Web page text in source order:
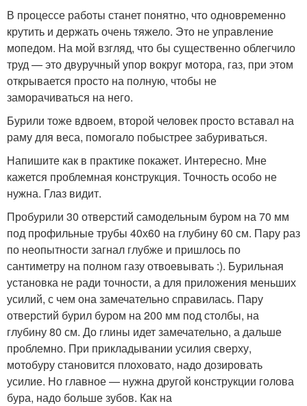
В процессе работы станет понятно, что одновременно
крутить и держать очень тяжело. Это не управление
мопедом. На мой взгляд, что бы существенно облегчило
труд — это двуручный упор вокруг мотора, газ, при этом
открывается просто на полную, чтобы не
заморачиваться на него.
Бурили тоже вдвоем, второй человек просто вставал на
раму для веса, помогало побыстрее забуриваться.
Напишите как в практике покажет. Интересно. Мне
кажется проблемная конструкция. Точность особо не
нужна. Глаз видит.
Пробурили 30 отверстий самодельным буром на 70 мм
под профильные трубы 40х60 на глубину 60 см. Пару раз
по неопытности загнал глубже и пришлось по
сантиметру на полном газу отвоевывать :). Бурильная
установка не ради точности, а для приложения меньших
усилий, с чем она замечательно справилась. Пару
отверстий бурил буром на 200 мм под столбы, на
глубину 80 см. До глины идет замечательно, а дальше
проблемно. При прикладывании усилия сверху,
мотобуру становится плоховато, надо дозировать
усилие. Но главное — нужна другой конструкции голова
бура, надо больше зубов. Как на